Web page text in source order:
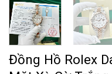
Đồng Hồ Rolex